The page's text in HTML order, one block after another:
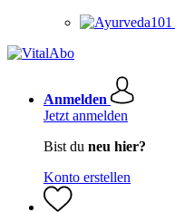
Anmelden
Jetzt anmelden
Bist du neu hier?
Konto erstellen